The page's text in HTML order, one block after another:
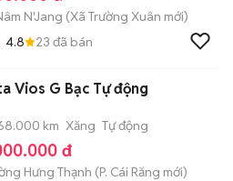
N'Jang (Xã Trường Xuân mới)
4.8 23 đã bán
Vios G Bạc Tự động
km Xăng Tự động
đ
Hưng Thạnh (P. Cái Răng mới)